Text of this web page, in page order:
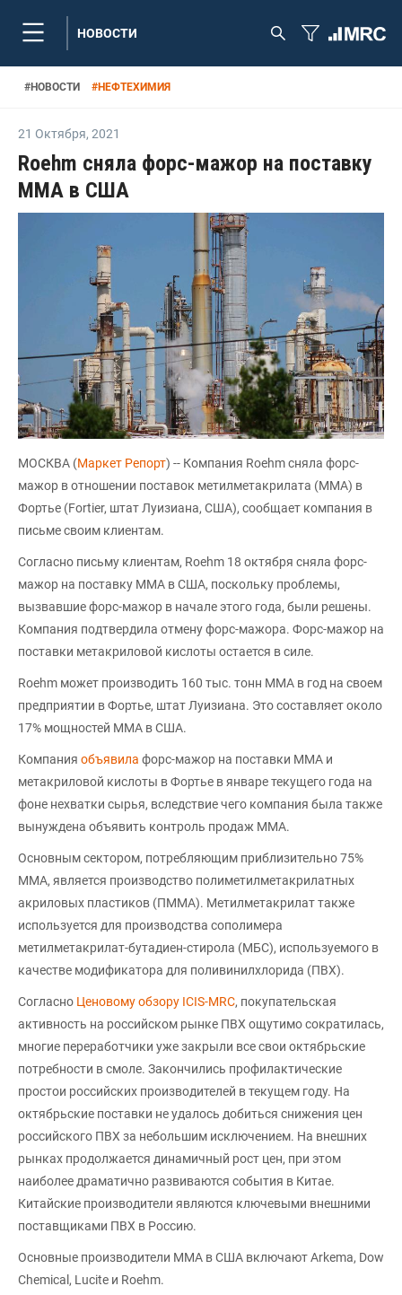
НОВОСТИ
#НОВОСТИ #НЕФТЕХИМИЯ
21 Октября, 2021
Roehm сняла форс-мажор на поставку
ММА в США
МОСКВА (Маркет Репорт) -- Компания Roehm сняла форс-
мажор в отношении поставок метилметакрилата (MMA) в
Фортье (Fortier, штат Луизиана, США), сообщает компания в
письме своим клиентам.
Согласно письму клиентам, Roehm 18 октября сняла форс-
мажор на поставку ММА в США, поскольку проблемы,
вызвавшие форс-мажор в начале этого года, были решены.
Компания подтвердила отмену форс-мажора. Форс-мажор на
поставки метакриловой кислоты остается в силе.
Roehm может производить 160 тыс. тонн ММА в год на своем
предприятии в Фортье, штат Луизиана. Это составляет около
17% мощностей ММА в США.
Компания объявила форс-мажор на поставки ММА и
метакриловой кислоты в Фортье в январе текущего года на
фоне нехватки сырья, вследствие чего компания была также
вынуждена объявить контроль продаж ММА.
Основным сектором, потребляющим приблизительно 75%
ММА, является производство полиметилметакрилатных
акриловых пластиков (ПММА). Метилметакрилат также
используется для производства сополимера
метилметакрилат-бутадиен-стирола (МБС), используемого в
качестве модификатора для поливинилхлорида (ПВХ).
Согласно Ценовому обзору ICIS-MRC, покупательская
активность на российском рынке ПВХ ощутимо сократилась,
многие переработчики уже закрыли все свои октябрьские
потребности в смоле. Закончились профилактические
простои российских производителей в текущем году. На
октябрьские поставки не удалось добиться снижения цен
российского ПВХ за небольшим исключением. На внешних
рынках продолжается динамичный рост цен, при этом
наиболее драматично развиваются события в Китае.
Китайские производители являются ключевыми внешними
поставщиками ПВХ в Россию.
Основные производители ММА в США включают Arkema, Dow
Chemical, Lucite и Roehm.